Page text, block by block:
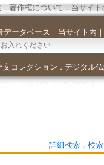
． 著作権について．当サイト
データベース ｜ 当サイト内 ｜
文コレクション ． デジタル
詳細検索． 検